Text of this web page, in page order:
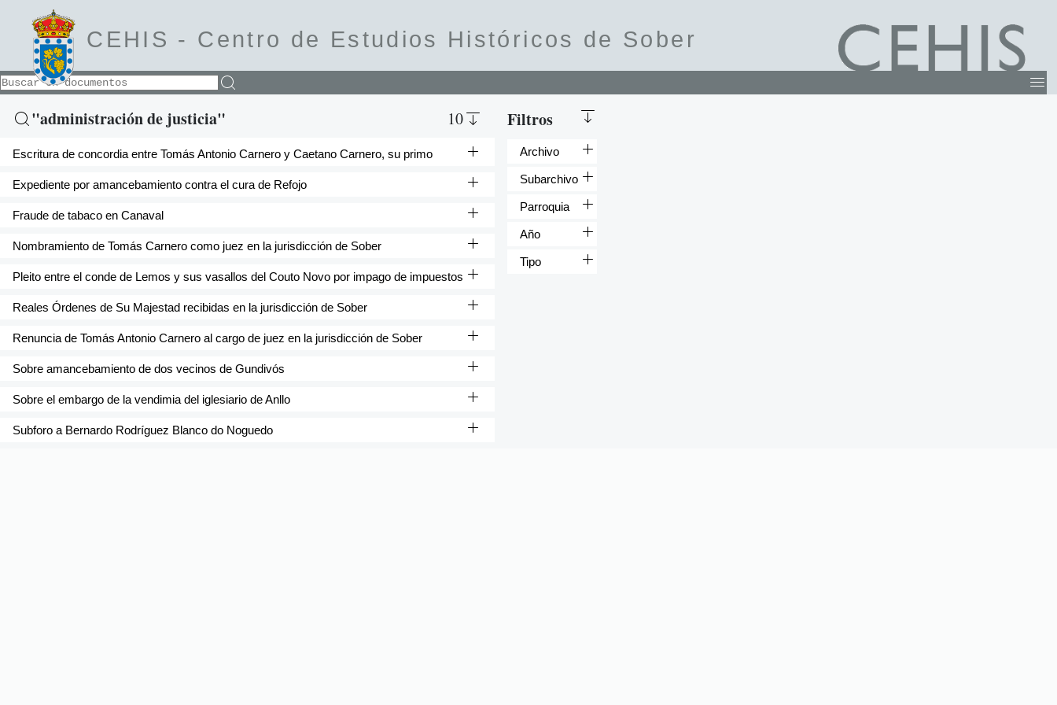
CEHIS - Centro de Estudios Históricos de Sober
"administración de justicia" 10
Escritura de concordia entre Tomás Antonio Carnero y Caetano Carnero, su primo
Expediente por amancebamiento contra el cura de Refojo
Fraude de tabaco en Canaval
Nombramiento de Tomás Carnero como juez en la jurisdicción de Sober
Pleito entre el conde de Lemos y sus vasallos del Couto Novo por impago de impuestos
Reales Órdenes de Su Majestad recibidas en la jurisdicción de Sober
Renuncia de Tomás Antonio Carnero al cargo de juez en la jurisdicción de Sober
Sobre amancebamiento de dos vecinos de Gundivós
Sobre el embargo de la vendimia del iglesiario de Anllo
Subforo a Bernardo Rodríguez Blanco do Noguedo
Filtros
Archivo
Subarchivo
Parroquia
Año
Tipo